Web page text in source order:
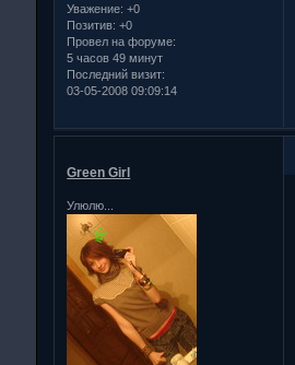
Уважение: +0
Позитив: +0
Провел на форуме:
5 часов 49 минут
Последний визит:
03-05-2008 09:09:14
Green Girl
Улюлю...